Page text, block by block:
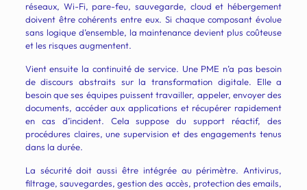
réseaux, Wi-Fi, pare-feu, sauvegarde, cloud et hébergement
doivent être cohérents entre eux. Si chaque composant évolue
sans logique d’ensemble, la maintenance devient plus coûteuse
et les risques augmentent.
Vient ensuite la continuité de service. Une PME n’a pas besoin
de discours abstraits sur la transformation digitale. Elle a
besoin que ses équipes puissent travailler, appeler, envoyer des
documents, accéder aux applications et récupérer rapidement
en cas d’incident. Cela suppose du support réactif, des
procédures claires, une supervision et des engagements tenus
dans la durée.
La sécurité doit aussi être intégrée au périmètre. Antivirus,
filtrage, sauvegardes, gestion des accès, protection des emails,